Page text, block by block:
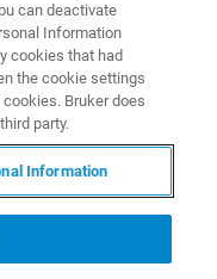
室的各种实验以
。
can deactivate
Information
cookies that had
the cookie settings
Bruker does
party.
Information